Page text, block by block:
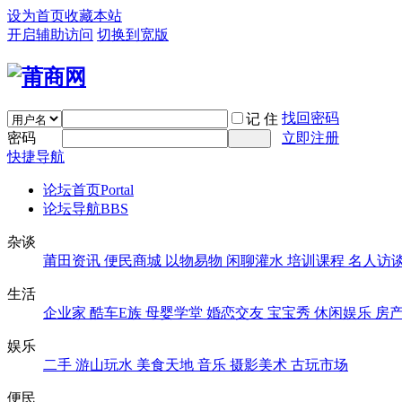
设为首页收藏本站
开启辅助访问 切换到宽版
记 住 找回密码
密码
立即注册
快捷导航
论坛首页Portal
论坛导航BBS
杂谈
莆田资讯 便民商城 以物易物 闲聊灌水 培训课程 名人访
生活
企业家 酷车E族 母婴学堂 婚恋交友 宝宝秀 休闲娱乐 房
娱乐
二手 游山玩水 美食天地 音乐 摄影美术 古玩市场
便民